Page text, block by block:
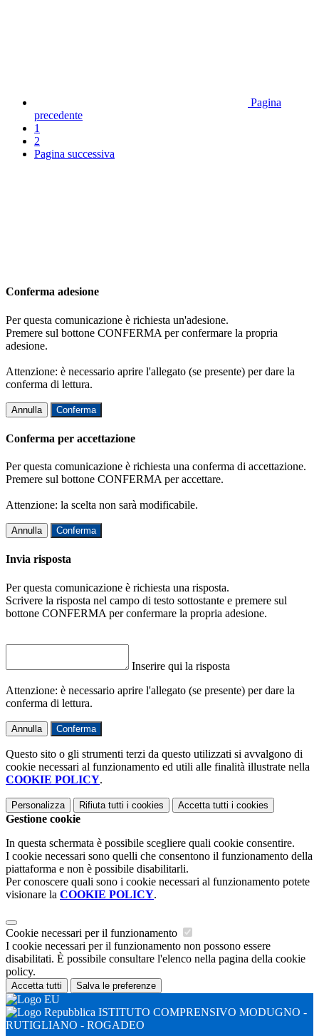
Pagina
precedente
1
2
Pagina successiva
Conferma adesione
Per questa comunicazione è richiesta un'adesione.
Premere sul bottone CONFERMA per confermare la propria
adesione.
Attenzione: è necessario aprire l'allegato (se presente) per dare la
conferma di lettura.
Annulla Conferma
Conferma per accettazione
Per questa comunicazione è richiesta una conferma di accettazione.
Premere sul bottone CONFERMA per accettare.
Attenzione: la scelta non sarà modificabile.
Annulla Conferma
Invia risposta
Per questa comunicazione è richiesta una risposta.
Scrivere la risposta nel campo di testo sottostante e premere sul
bottone CONFERMA per confermare la propria adesione.
Inserire qui la risposta
Attenzione: è necessario aprire l'allegato (se presente) per dare la
conferma di lettura.
Annulla Conferma
Questo sito o gli strumenti terzi da questo utilizzati si avvalgono di
cookie necessari al funzionamento ed utili alle finalità illustrate nella
COOKIE POLICY.
Personalizza Rifiuta tutti i cookies Accetta tutti i cookies
Gestione cookie
In questa schermata è possibile scegliere quali cookie consentire.
I cookie necessari sono quelli che consentono il funzionamento della
piattaforma e non è possibile disabilitarli.
Per conoscere quali sono i cookie necessari al funzionamento potete
visionare la COOKIE POLICY.
Cookie necessari per il funzionamento
I cookie necessari per il funzionamento non possono essere
disabilitati. È possibile consultare l'elenco nella pagina della cookie
policy.
Accetta tutti Salva le preferenze
ISTITUTO COMPRENSIVO MODUGNO -
RUTIGLIANO - ROGADEO